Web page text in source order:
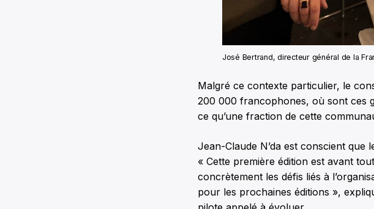
José Bertrand, directeur général de la
Malgré ce contexte particulier, le
200 000 francophones, où sont ces
ce qu’une fraction de cette
Jean-Claude N’da est conscient
« Cette première édition est avant
concrètement les défis liés à
pour les prochaines éditions »,